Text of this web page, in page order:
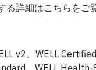
詳細はこちらをご
v2、WELL Certified
、WELL